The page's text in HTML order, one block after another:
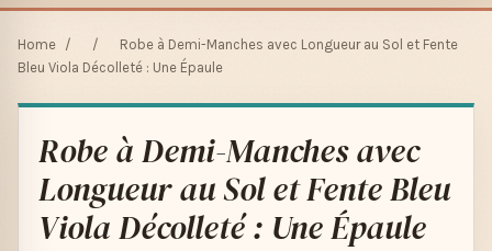
Home / /
Robe à Demi-Manches avec Longueur au Sol et Fente
Bleu Viola Décolleté : Une Épaule
Robe à Demi-Manches avec
Longueur au Sol et Fente Bleu
Viola Décolleté : Une Épaule